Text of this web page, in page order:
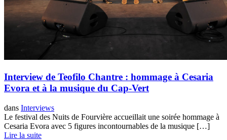
Interview de Teofilo Chantre : hommage à Cesaria
Evora et à la musique du Cap-Vert
dans Interviews
Le festival des Nuits de Fourvière accueillait une soirée hommage à
Cesaria Evora avec 5 figures incontournables de la musique […]
Lire la suite